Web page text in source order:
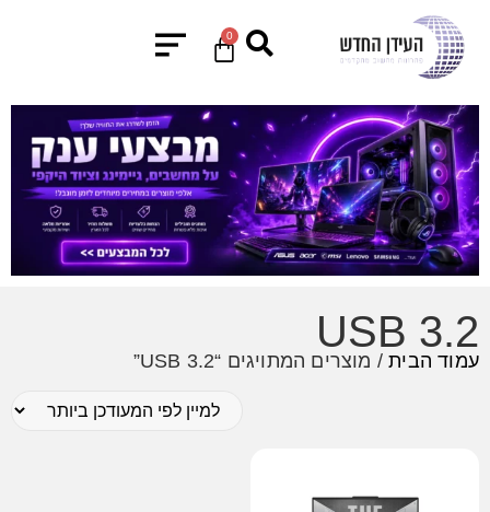
0
USB 3.2
עמוד הבית/ מוצרים המתויגים “USB 3.2”